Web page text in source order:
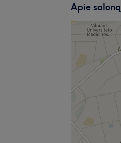
Apie saloną